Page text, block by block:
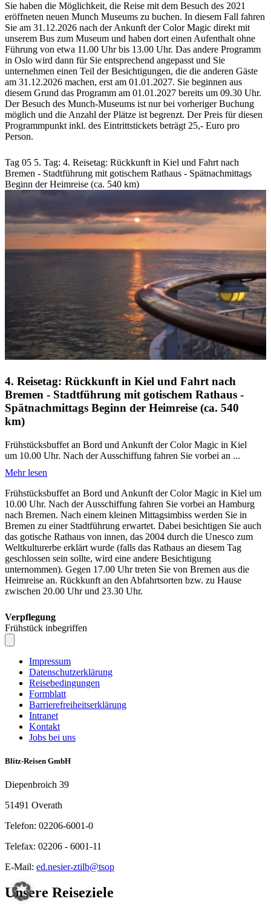
Sie haben die Möglichkeit, die Reise mit dem Besuch des 2021
eröffneten neuen Munch Museums zu buchen. In diesem Fall fahren
Sie am 31.12.2026 nach der Ankunft der Color Magic direkt mit
unserem Bus zum Museum und haben dort einen Aufenthalt ohne
Führung von etwa 11.00 Uhr bis 13.00 Uhr. Das andere Programm
in Oslo wird dann für Sie entsprechend angepasst und Sie
unternehmen einen Teil der Besichtigungen, die die anderen Gäste
am 31.12.2026 machen, erst am 01.01.2027. Sie beginnen aus
diesem Grund das Programm am 01.01.2027 bereits um 09.30 Uhr.
Der Besuch des Munch-Museums ist nur bei vorheriger Buchung
möglich und die Anzahl der Plätze ist begrenzt. Der Preis für diesen
Programmpunkt inkl. des Eintrittstickets beträgt 25,- Euro pro
Person.
Tag 05 5. Tag: 4. Reisetag: Rückkunft in Kiel und Fahrt nach
Bremen - Stadtführung mit gotischem Rathaus - Spätnachmittags
Beginn der Heimreise (ca. 540 km)
4. Reisetag: Rückkunft in Kiel und Fahrt nach
Bremen - Stadtführung mit gotischem Rathaus -
Spätnachmittags Beginn der Heimreise (ca. 540
km)
Frühstücksbuffet an Bord und Ankunft der Color Magic in Kiel
um 10.00 Uhr. Nach der Ausschiffung fahren Sie vorbei an ...
Mehr lesen
Frühstücksbuffet an Bord und Ankunft der Color Magic in Kiel um
10.00 Uhr. Nach der Ausschiffung fahren Sie vorbei an Hamburg
nach Bremen. Nach einem kleinen Mittagsimbiss werden Sie in
Bremen zu einer Stadtführung erwartet. Dabei besichtigen Sie auch
das gotische Rathaus von innen, das 2004 durch die Unesco zum
Weltkulturerbe erklärt wurde (falls das Rathaus an diesem Tag
geschlossen sein sollte, wird eine andere Besichtigung
unternommen). Gegen 17.00 Uhr treten Sie von Bremen aus die
Heimreise an. Rückkunft an den Abfahrtsorten bzw. zu Hause
zwischen 20.00 Uhr und 23.30 Uhr.
Verpflegung
Frühstück inbegriffen
Impressum
Datenschutzerklärung
Reisebedingungen
Formblatt
Barrierefreiheitserklärung
Intranet
Kontakt
Jobs bei uns
Blitz-Reisen GmbH
Diepenbroich 39
51491 Overath
Telefon: 02206-6001-0
Telefax: 02206 - 6001-11
E-Mail: ed.nesier-ztilb@tsop
Unsere Reiseziele